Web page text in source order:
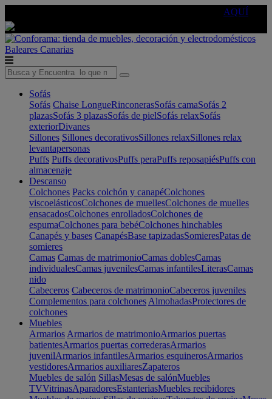
AQUÍ
Baleares Canarias
Sofás
Sofás Chaise LongueRinconerasSofás camaSofás 2
plazasSofás 3 plazasSofás de pielSofás relaxSofás
exteriorDivanes
Sillones Sillones decorativosSillones relaxSillones relax
levantapersonas
Puffs Puffs decorativosPuffs peraPuffs reposapiésPuffs con
almacenaje
Descanso
Colchones Packs colchón y canapéColchones
viscoelásticosColchones de muellesColchones de muelles
ensacadosColchones enrolladosColchones de
espumaColchones para bebéColchones hinchables
Canapés y bases CanapésBase tapizadasSomieresPatas de
somieres
Camas Camas de matrimonioCamas doblesCamas
individualesCamas juvenilesCamas infantilesLiterasCamas
nido
Cabeceros Cabeceros de matrimonioCabeceros juveniles
Complementos para colchones AlmohadasProtectores de
colchones
Muebles
Armarios Armarios de matrimonioArmarios puertas
batientesArmarios puertas correderasArmarios
juvenilArmarios infantilesArmarios esquinerosArmarios
vestidoresArmarios auxiliaresZapateros
Muebles de salón SillasMesas de salónMuebles
TVVitrinasAparadoresEstanteriasMuebles recibidores